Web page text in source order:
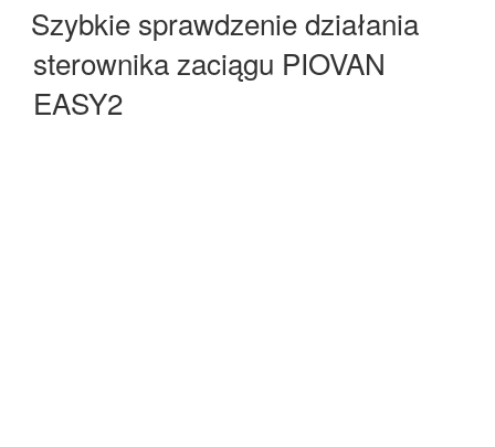
Szybkie sprawdzenie działania
sterownika zaciągu PIOVAN
EASY2